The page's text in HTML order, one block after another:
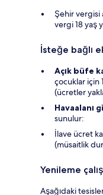
Şehir vergisi
vergi 18 yaş
İsteğe bağlı
Açık büfe
çocuklar için
(ücretler
Havaalanı
sunulur:
İlave ücret
(müsaitlik
Yenileme
Aşağıdaki